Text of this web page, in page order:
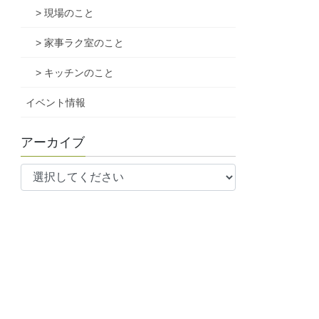
> 現場のこと
> 家事ラク室のこと
> キッチンのこと
イベント情報
アーカイブ